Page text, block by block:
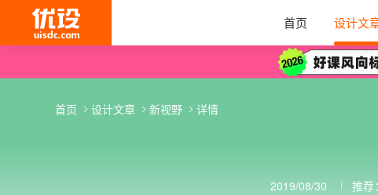
首页 设计文
2019/08/30 推荐
首页 设计文章 新视野 详情